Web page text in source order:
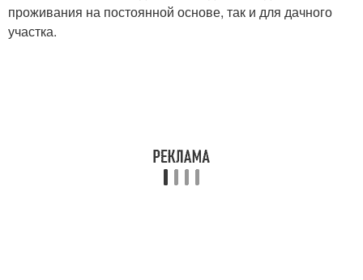
проживания на постоянной основе, так и для дачного
участка.